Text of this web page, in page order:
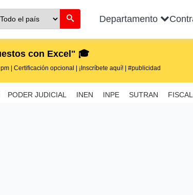
Departamento
con Excel" 🎓
| Certificación opcional | ¡Inscríbete aquí! | #publicidad
PODER JUDICIAL INEN INPE SUTRAN